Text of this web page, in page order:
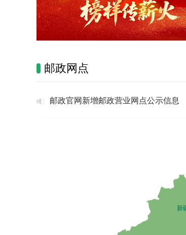
邮政网点
邮政官网新增邮政营业网点公示信息
邮政官网新增邮政营业网点公示信息